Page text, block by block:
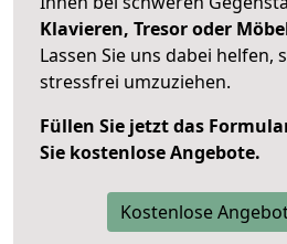
Klavieren, Tresor oder
Lassen Sie uns dabei helfen,
stressfrei umzuziehen.
Füllen Sie jetzt das
Sie kostenlose Angebote.
Kostenlose